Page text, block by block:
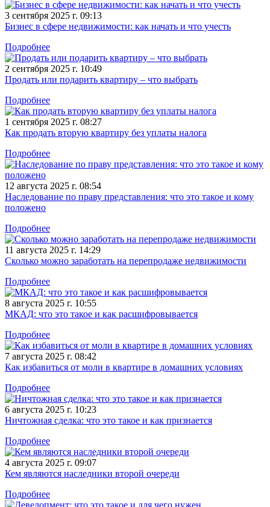
3 сентября 2025 г. 09:13
Бизнес в сфере недвижимости: как начать и что учесть
Подробнее
2 сентября 2025 г. 10:49
Продать или подарить квартиру – что выбрать
Подробнее
1 сентября 2025 г. 08:27
Как продать вторую квартиру без уплаты налога
Подробнее
12 августа 2025 г. 08:54
Наследование по праву представления: что это такое и кому
положено
Подробнее
11 августа 2025 г. 14:29
Сколько можно заработать на перепродаже недвижимости
Подробнее
8 августа 2025 г. 10:55
МКАД: что это такое и как расшифровывается
Подробнее
7 августа 2025 г. 08:42
Как избавиться от моли в квартире в домашних условиях
Подробнее
6 августа 2025 г. 10:23
Ничтожная сделка: что это такое и как признается
Подробнее
4 августа 2025 г. 09:07
Кем являются наследники второй очереди
Подробнее